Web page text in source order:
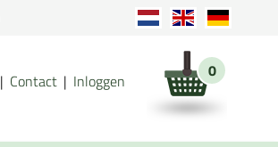
Contact Inloggen 0